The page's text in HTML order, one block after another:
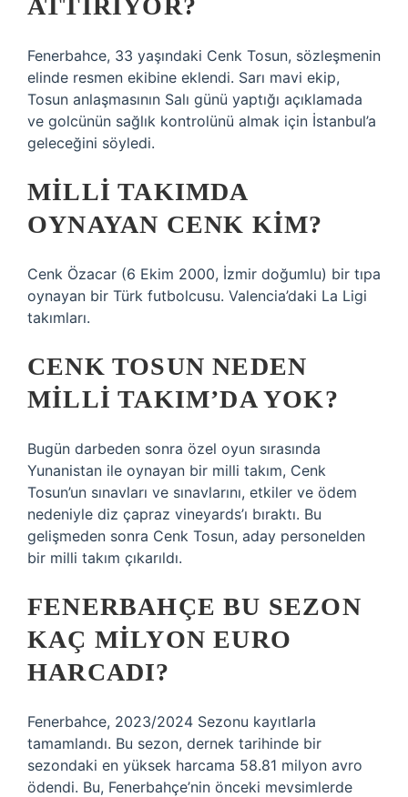
ATTIRIYOR?
Fenerbahce, 33 yaşındaki Cenk Tosun, sözleşmenin
elinde resmen ekibine eklendi. Sarı mavi ekip,
Tosun anlaşmasının Salı günü yaptığı açıklamada
ve golcünün sağlık kontrolünü almak için İstanbul’a
geleceğini söyledi.
MILLI TAKIMDA
OYNAYAN CENK KIM?
Cenk Özacar (6 Ekim 2000, İzmir doğumlu) bir tıpa
oynayan bir Türk futbolcusu. Valencia’daki La Ligi
takımları.
CENK TOSUN NEDEN
MILLI TAKIM’DA YOK?
Bugün darbeden sonra özel oyun sırasında
Yunanistan ile oynayan bir milli takım, Cenk
Tosun’un sınavları ve sınavlarını, etkiler ve ödem
nedeniyle diz çapraz vineyards’ı bıraktı. Bu
gelişmeden sonra Cenk Tosun, aday personelden
bir milli takım çıkarıldı.
FENERBAHÇE BU SEZON
KAÇ MILYON EURO
HARCADI?
Fenerbahce, 2023/2024 Sezonu kayıtlarla
tamamlandı. Bu sezon, dernek tarihinde bir
sezondaki en yüksek harcama 58.81 milyon avro
ödendi. Bu, Fenerbahçe’nin önceki mevsimlerde